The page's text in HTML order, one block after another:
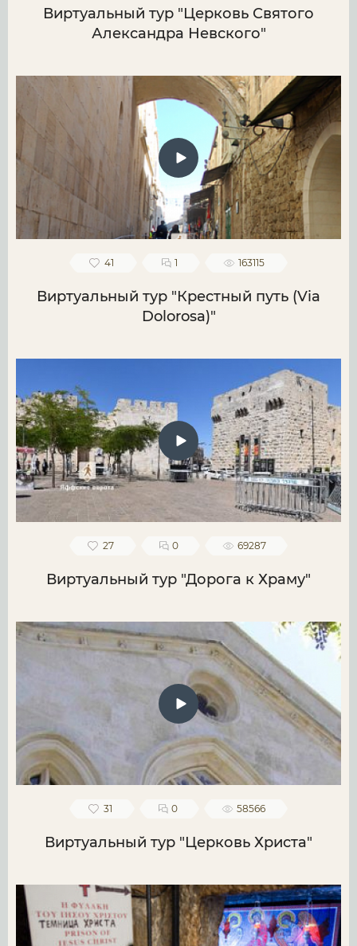
Виртуальный тур "Церковь Святого
Александра Невского"
41 1 163115
Виртуальный тур "Крестный путь (Via
Dolorosa)"
27 0 69287
Виртуальный тур "Дорога к Храму"
31 0 58566
Виртуальный тур "Церковь Христа"